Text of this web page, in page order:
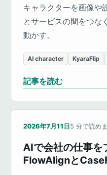
キャラクターを画像や
とサービスの間をつな
動かす。
AI character KyaraFlip
記事を読む
2026年7月11日5 分で読め
AIで会社の仕事を
FlowAlignと